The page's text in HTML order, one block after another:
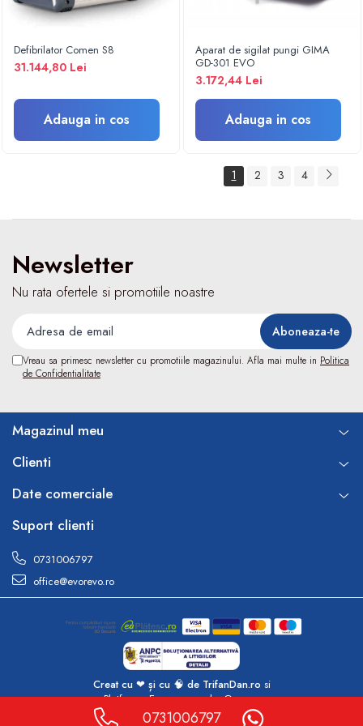
Fizioterapie
Kinetoterapie
Electroterapie
Electroterapie
Accesorii scaun cu rotile
Ingrijire la domiciliu
Dispozitive uz veterinar
Defibrilator Comen S8
31.144,80 Lei
Adauga in cos
Aparat de sigilat pungi GIMA
GD-301 EVO
3.172,44 Lei
Adauga in cos
1 2 3 4
Newsletter
Nu rata ofertele si promotiile noastre
Vreau sa primesc newsletter cu promotiile magazinului. Afla mai multe in Politica
de Confidentialitate
Magazinul meu
Clienti
Date comerciale
Suport clienti
0731006797
office@evorevo.ro
Creat cu ❤ și cu 🧠 de TrifanDan.ro si
Platforma E-commerce by Gomag
0731006797